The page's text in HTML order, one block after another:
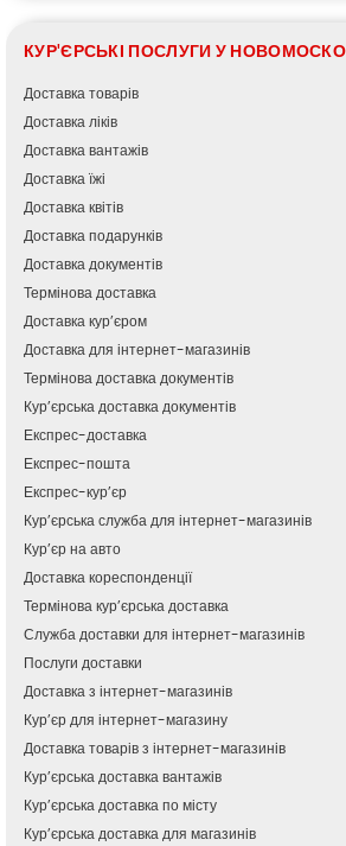
КУР'ЄРСЬКІ ПОСЛУГИ У
Доставка товарів
Доставка ліків
Доставка вантажів
Доставка їжі
Доставка квітів
Доставка подарунків
Доставка документів
Термінова доставка
Доставка кур’єром
Доставка для інтернет-магазинів
Термінова доставка документів
Кур’єрська доставка документів
Експрес-доставка
Експрес-пошта
Експрес-кур’єр
Кур’єрська служба для інтернет-магазинів
Кур’єр на авто
Доставка кореспонденції
Термінова кур’єрська доставка
Служба доставки для інтернет-магазинів
Послуги доставки
Доставка з інтернет-магазинів
Кур’єр для інтернет-магазину
Доставка товарів з інтернет-магазинів
Кур’єрська доставка вантажів
Кур’єрська доставка по місту
Кур’єрська доставка для магазинів
Херсон
Хмельницький
Хмільник
Ірпінь
Івано-Франківськ
Ізмаїл
Кагарлик
Калуш
Кам’янець-Подільський
Кам’янка
Кам’янське
Канів
Козятин
Київ
Кобеляки
Коцюбинське
Конотоп
Коростень
Корсунь-Шевченківський
Костопіль
Ковель
Козин
Красноград
Кременчук
Кременець
Кривий Ріг
Кролевець
Кропивницький
Крихівці
Крюківщина